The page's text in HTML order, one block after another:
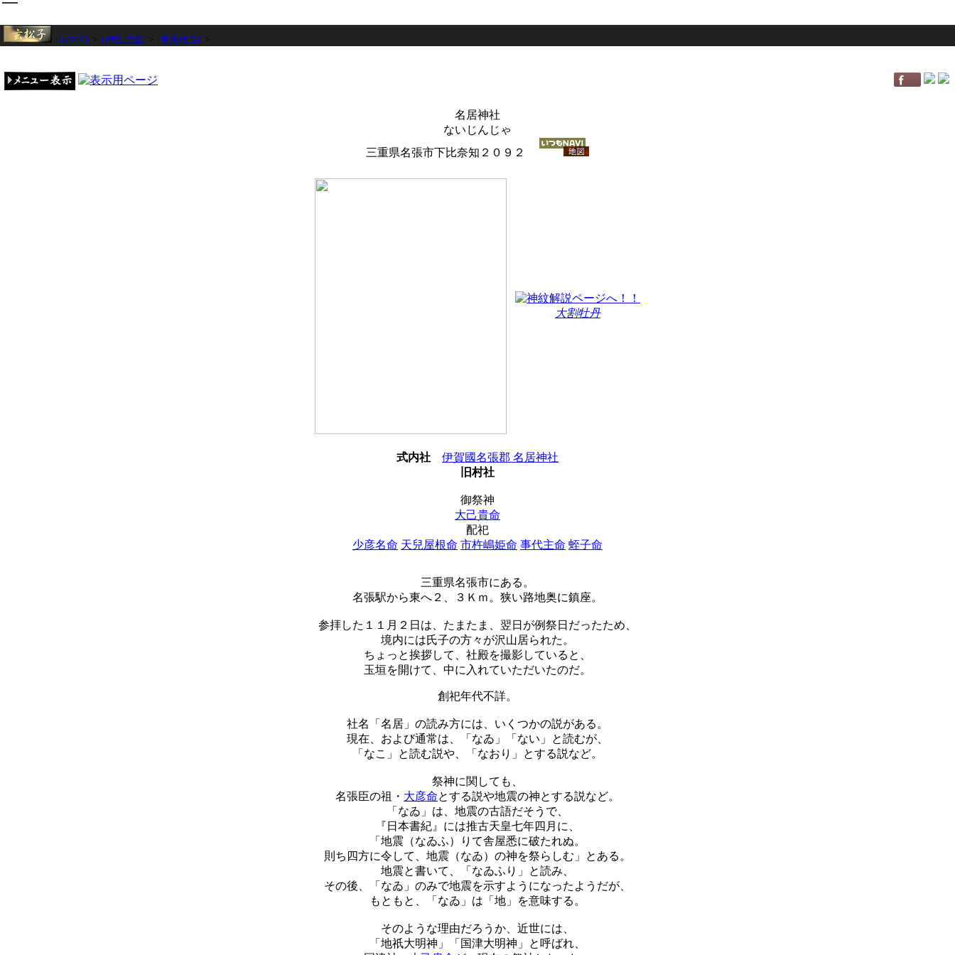
[HOME] [神社記憶] [東海地方]
名居神社
ないじんじゃ
三重県名張市下比奈知２０９２
大割牡丹
式内社
伊賀國名張郡 名居神社
旧村社
御祭神
大己貴命
配祀
少彦名命 天兒屋根命 市杵嶋姫命 事代主命 蛭子命
三重県名張市にある。
名張駅から東へ２、３Ｋｍ。狭い路地奥に鎮座。
参拝した１１月２日は、たまたま、翌日が例祭日だったため、
境内には氏子の方々が沢山居られた。
ちょっと挨拶して、社殿を撮影していると、
玉垣を開けて、中に入れていただいたのだ。
創祀年代不詳。
社名「名居」の読み方には、いくつかの説がある。
現在、および通常は、「なゐ」「ない」と読むが、
「なこ」と読む説や、「なおり」とする説など。
祭神に関しても、
名張臣の祖・ 大彦命とする説や地震の神とする説など。
「なゐ」は、地震の古語だそうで、
『日本書紀』には推古天皇七年四月に、
「地震（なゐふ）りて舎屋悉に破たれぬ。
則ち四方に令して、地震（なゐ）の神を祭らしむ」とある。
地震と書いて、「なゐふり」と読み、
その後、「なゐ」のみで地震を示すようになったようだが、
もともと、「なゐ」は「地」を意味する。
そのような理由だろうか、近世には、
「地祇大明神」「国津大明神」と呼ばれ、